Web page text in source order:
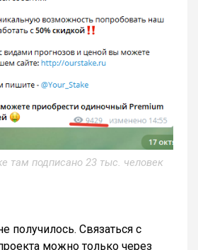
там подписано 23 тыс. человек
получилось. Связаться с
можно только через